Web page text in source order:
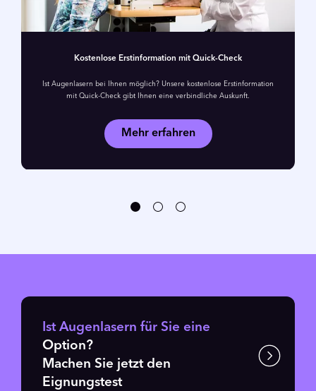
Kostenlose Erstinformation mit Quick-Check
Ist Augenlasern bei Ihnen möglich? Unsere kostenlose Erstinformation
mit Quick-Check gibt Ihnen eine verbindliche Auskunft.
Mehr erfahren
Ist Augenlasern für Sie eine
Option?
Machen Sie jetzt den
Eignungstest